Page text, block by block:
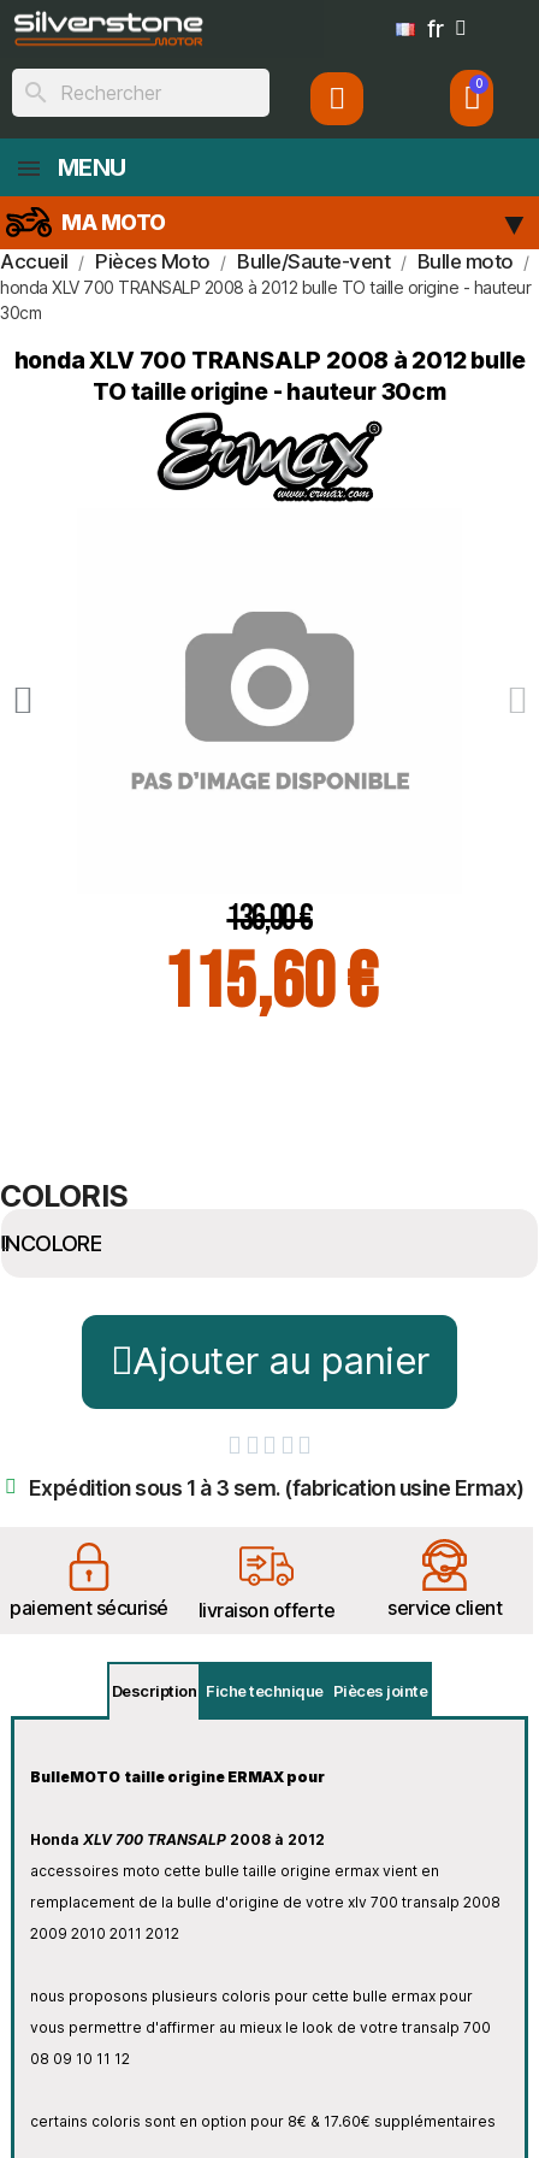
fr
search
MENU
MA MOTO
Accueil Pièces Moto Bulle/Saute-vent Bulle moto
honda XLV 700 TRANSALP 2008 à 2012 bulle TO taille origine - hauteur
30cm
honda XLV 700 TRANSALP 2008 à 2012 bulle
TO taille origine - hauteur 30cm
136,00 €
115,60 €
COLORIS
Ajouter au panier
    
Expédition sous 1 à 3 sem. (fabrication usine Ermax)
paiement sécurisé livraison offerte service client
Description Fiche technique Pièces jointe
BulleMOTO taille origine ERMAX pour
Honda XLV 700 TRANSALP 2008 à 2012
accessoires moto cette bulle taille origine ermax vient en
remplacement de la bulle d'origine de votre xlv 700 transalp 2008
2009 2010 2011 2012
nous proposons plusieurs coloris pour cette bulle ermax pour
vous permettre d'affirmer au mieux le look de votre transalp 700
08 09 10 11 12
certains coloris sont en option pour 8€ & 17.60€ supplémentaires